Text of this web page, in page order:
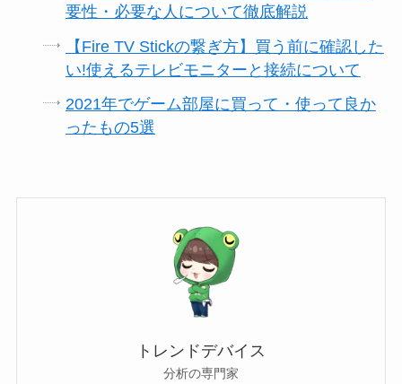
要性・必要な人について徹底解説
【Fire TV Stickの繋ぎ方】買う前に確認した
い!使えるテレビモニターと接続について
2021年でゲーム部屋に買って・使って良か
ったもの5選
トレンドデバイス
分析の専門家